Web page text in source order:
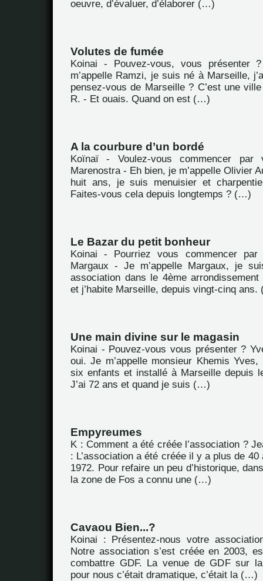
oeuvre, d’évaluer, d’élaborer (…)
Volutes de fumée
Koinai - Pouvez-vous, vous présenter
m’appelle Ramzi, je suis né à Marseille,
pensez-vous de Marseille ? C’est une
R. - Et ouais. Quand on est (…)
A la courbure d’un bordé
Koïnaï - Voulez-vous commencer par
Marenostra - Eh bien, je m’appelle Olivier
huit ans, je suis menuisier et
Faites-vous cela depuis longtemps ? (…)
Le Bazar du petit bonheur
Koinai - Pourriez vous commencer
Margaux - Je m’appelle Margaux, je
association dans le 4ème arrondissement
et j’habite Marseille, depuis vingt-cinq
Une main divine sur le magasin
Koinai - Pouvez-vous vous présenter ?
oui. Je m’appelle monsieur Khemis
six enfants et installé à Marseille depuis
J’ai 72 ans et quand je suis (…)
Empyreumes
K : Comment a été créée l’association ?
: L’association a été créée il y a plus de 40
1972. Pour refaire un peu d’historique,
la zone de Fos a connu une (…)
Cavaou Bien...?
Koinai : Présentez-nous votre
Notre association s’est créée en 2003,
combattre GDF. La venue de GDF sur
pour nous c’était dramatique, c’était la (…)